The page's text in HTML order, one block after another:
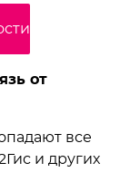
от
все
и других